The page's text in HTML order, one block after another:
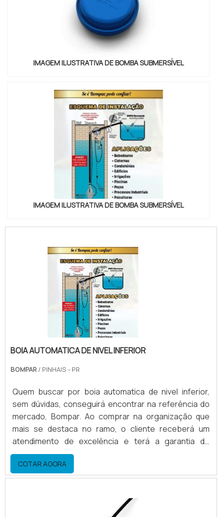
IMAGEM ILUSTRATIVA DE BOMBA SUBMERSÍVEL
IMAGEM ILUSTRATIVA DE BOMBA SUBMERSÍVEL
BOIA AUTOMATICA DE NIVEL INFERIOR
BOMPAR / PINHAIS - PR
Quem buscar por boia automatica de nivel inferior,
sem dúvidas, conseguirá encontrar na referência do
mercado, Bompar. Ao comprar na organização que
mais se destaca no ramo, o cliente receberá um
atendimento de excelência e terá a garantia de
adquirir produtos que solucionem qualquer demanda.
Quando o quesito é boia automatica de nivel inferior,
na Bompar o cliente encontrará precisão e suporte
AUTOMATICA DE NIVEL INFERIORA Bompar objetiva
COTAR AGORA